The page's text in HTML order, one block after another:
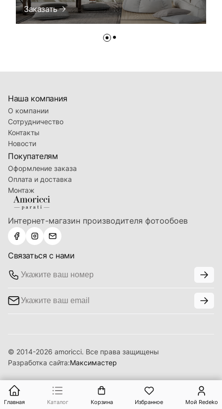
Заказать
Интернет-магазин производителя фотообоев
Наша компания
О компании
Сотрудничество
Контакты
Новости
Покупателям
Оформление заказа
Оплата и доставка
Монтаж
Связаться с нами
© 2014-2026 amoricci. Все права защищены
Разработка сайта:Максимастер
Главная Каталог Корзина Избранное Мой Redeko